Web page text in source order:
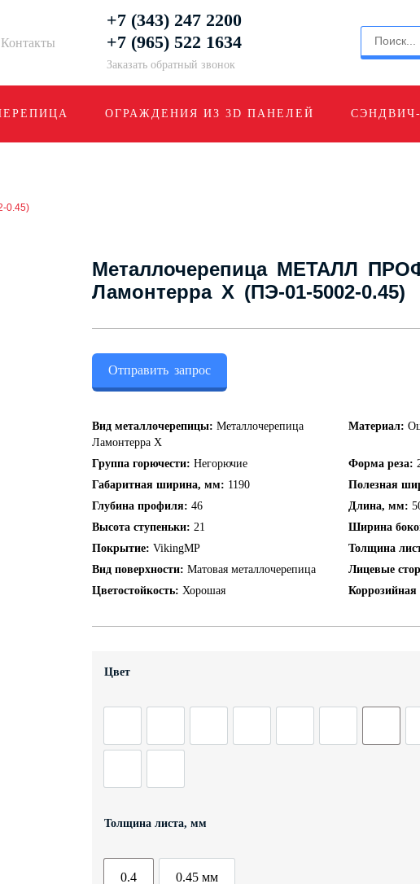
Контакты
+7 (343) 247 2200
+7 (965) 522 1634
Заказать обратный звонок
ОГРАЖДЕНИЯ ИЗ 3D ПАНЕЛЕЙ
ОГРАЖДЕНИЯ ИЗ 3D ПАНЕЛЕЙ
0.45)
Металлочерепица МЕТАЛЛ
Ламонтерра X (ПЭ-01-5002-0.45)
Отправить запрос
Вид металлочерепицы: Металлочерепица
Ламонтерра Х
Материал:
Группа горючести: Негорючие Форма реза:
Габаритная ширина, мм: 1190 Полезная
Глубина профиля: 46 Длина, мм:
Высота ступеньки: 21 Ширина
Покрытие: VikingMP Толщина
Вид поверхности: Матовая металлочерепица Лицевые
Цветостойкость: Хорошая Коррозийная
Цвет
Толщина листа, мм
0.4 0.45 мм